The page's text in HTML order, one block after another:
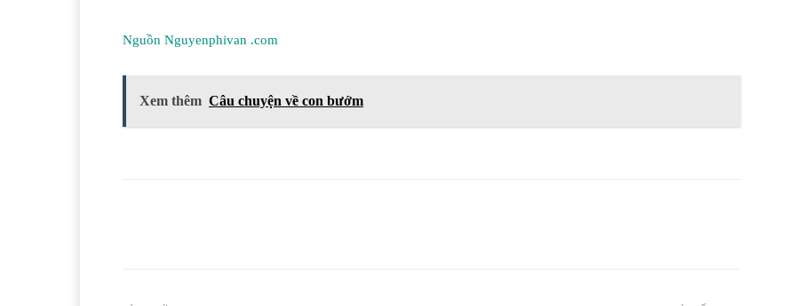
Nguồn Nguyenphivan .com
Xem thêm Câu chuyện về con bướm